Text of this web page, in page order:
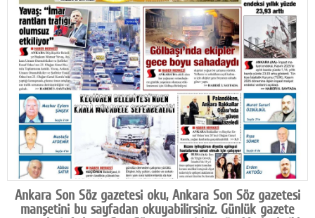
Youtube
Polemik
Reklam
Yazarlar
Künye
SOSYAL MEDYA
Facebook
Twitter
Ankara Son Söz gazetesi oku, Ankara Son Söz gazetesi
manşetini bu sayfadan okuyabilirsiniz. Günlük gazete